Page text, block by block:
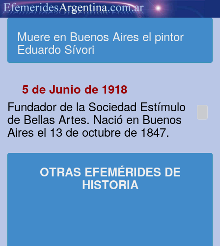
Muere en Buenos Aires el pintor
Eduardo Sívori
5 de Junio de 1918
Fundador de la Sociedad Estímulo
de Bellas Artes. Nació en Buenos
Aires el 13 de octubre de 1847.
OTRAS EFEMÉRIDES DE
HISTORIA